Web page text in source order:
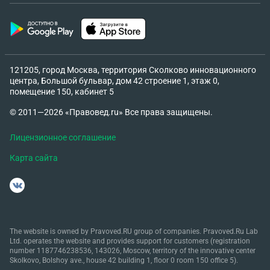
121205, город Москва, территория Сколково инновационного
центра, Большой бульвар, дом 42 строение 1, этаж 0,
помещение 150, кабинет 5
© 2011—2026 «Правовед.ru» Все права защищены.
Лицензионное соглашение
Карта сайта
The website is owned by Pravoved.RU group of companies. Pravoved.Ru Lab
Ltd. operates the website and provides support for customers (registration
number 1187746238536, 143026, Moscow, territory of the innovative center
Skolkovo, Bolshoy ave., house 42 building 1, floor 0 room 150 office 5).